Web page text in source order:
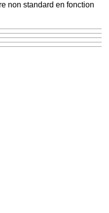
non standard en fonction